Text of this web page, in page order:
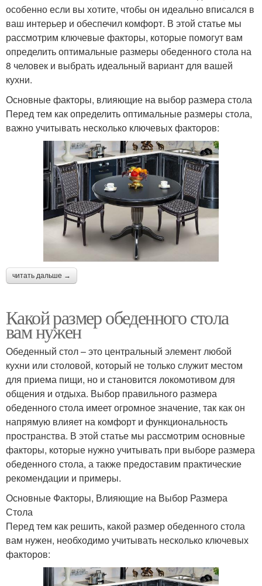
особенно если вы хотите, чтобы он идеально вписался в
ваш интерьер и обеспечил комфорт. В этой статье мы
рассмотрим ключевые факторы, которые помогут вам
определить оптимальные размеры обеденного стола на
8 человек и выбрать идеальный вариант для вашей
кухни.
Основные факторы, влияющие на выбор размера стола
Перед тем как определить оптимальные размеры стола,
важно учитывать несколько ключевых факторов:
читать дальше →
Какой размер обеденного стола
вам нужен
Обеденный стол – это центральный элемент любой
кухни или столовой, который не только служит местом
для приема пищи, но и становится локомотивом для
общения и отдыха. Выбор правильного размера
обеденного стола имеет огромное значение, так как он
напрямую влияет на комфорт и функциональность
пространства. В этой статье мы рассмотрим основные
факторы, которые нужно учитывать при выборе размера
обеденного стола, а также предоставим практические
рекомендации и примеры.
Основные Факторы, Влияющие на Выбор Размера
Стола
Перед тем как решить, какой размер обеденного стола
вам нужен, необходимо учитывать несколько ключевых
факторов: